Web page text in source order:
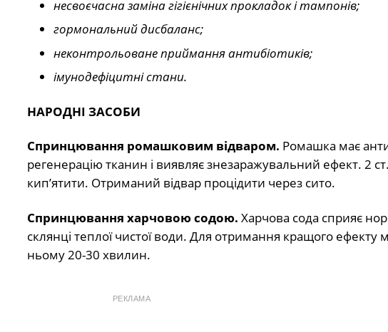
несвоєчасна заміна гігієнічних прокладок і тампонів;
гормональний дисбаланс;
неконтрольоване приймання антибіотиків;
імунодефіцитні стани.
НАРОДНІ ЗАСОБИ
Спринцювання ромашковим відваром. Ромашка має
регенерацію тканин і виявляє знезаражувальний ефект. 2
кип’ятити. Отриманий відвар процідити через сито.
Спринцювання харчовою содою. Харчова сода сприяє
склянці теплої чистої води. Для отримання кращого
ньому 20-30 хвилин.
РЕКЛАМА